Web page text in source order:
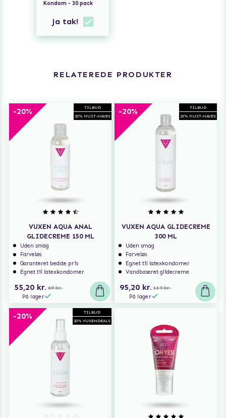
Kondom - 30 pack
Ja tak!
RELATEREDE PRODUKTER
TILBUD
20% MUST-HAVES
-20%
VUXEN AQUA ANAL
GLIDECREME 150 ML
Uden smag
Farveløs
Garanteret bedste pris
Egnet til latexkondomer
55,20 kr. 69 kr.
På lager
TILBUD
20% MUST-HAVES
-20%
VUXEN AQUA GLIDECREME
300 ML
Uden smag
Farveløs
Egnet til latexkondomer
Vandbaseret glidecreme
95,20 kr. 119 kr.
På lager
TILBUD
20% VUXENDEALS
-20%